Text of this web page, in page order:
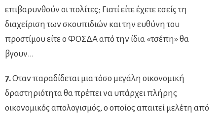
επιβαρυνθούν οι πολίτες; Γιατί είτε έχετε εσείς τη
διαχείριση των σκουπιδιών και την ευθύνη του
προστίμου είτε ο ΦΟΣΔΑ από την ίδια «τσέπη» θα
βγουν…
7.Οταν παραδίδεται μια τόσο μεγάλη οικονομική
δραστηριότητα θα πρέπει να υπάρχει πλήρης
οικονομικός απολογισμός, ο οποίος απαιτεί μελέτη από